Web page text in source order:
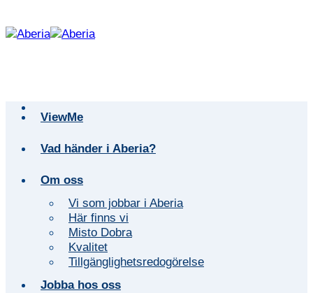
to
content
ViewMe
Vad händer i Aberia?
Om oss
Vi som jobbar i Aberia
Här finns vi
Misto Dobra
Kvalitet
Tillgänglighetsredogörelse
Jobba hos oss